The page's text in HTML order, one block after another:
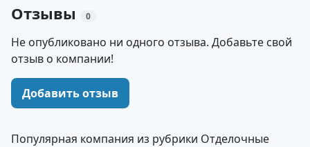
Отзывы 0
Не опубликовано ни одного отзыва. Добавьте свой
отзыв о компании!
Добавить отзыв
Популярная компания из рубрики Отделочные